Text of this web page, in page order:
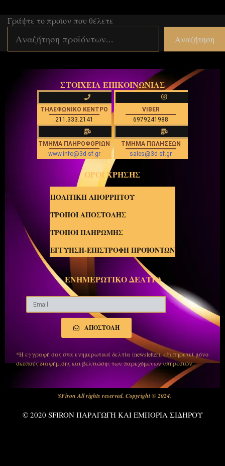
Γράψτε το προϊον που θέλετε
Αναζήτηση
ΣΤΟΙΧΕΙΑ ΕΠΙΚΟΙΝΩΝΙΑΣ
ΤΗΛΕΦΩΝΙΚΟ ΚΕΝΤΡΟ
211.333.2141
VIBER
6979241988
ΤΜΗΜΑ ΠΛΗΡΟΦΟΡΙΩΝ
www.info@3d-sf.gr
ΤΜΗΜΑ ΠΩΛΗΣΕΩΝ
sales@3d-sf.gr
ΟΡΟΙ ΧΡΗΣΗΣ
ΠΟΛΙΤΙΚΗ ΑΠΟΡΡΗΤΟΥ
ΤΡΟΠΟΙ ΑΠΟΣΤΟΛΗΣ
ΤΡΟΠΟΙ ΠΛΗΡΩΜΗΣ
ΕΓΓΥΗΣΗ-ΕΠΙΣΤΡΟΦΗ ΠΡΟΪΟΝΤΩΝ
ΕΝΗΜΕΡΩΤΙΚΟ ΔΕΛΤΙΟ
ΑΠΟΣΤΟΛΗ
*Η εγγραφή σας στα ενημερωτικά δελτία (newsletter), εξυπηρετεί μόνο
σκοπούς διαφήμισης και βελτιώσης των παρεχόμενων υπηρεσιών.
SFiron All rights reserved. Copyright © 2024.
© 2020 SFIRON ΠΑΡΑΓΩΓΗ ΚΑΙ ΕΜΠΟΡΙΑ ΣΙΔΗΡΟΥ